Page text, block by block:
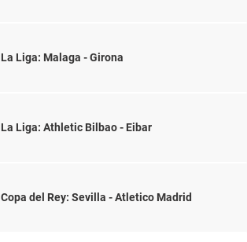
La Liga: Malaga - Girona
La Liga: Athletic Bilbao - Eibar
Copa del Rey: Sevilla - Atletico Madrid